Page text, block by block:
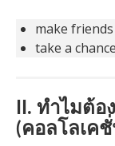
make
take a
II. ทำไมต้
(คอลโลเค